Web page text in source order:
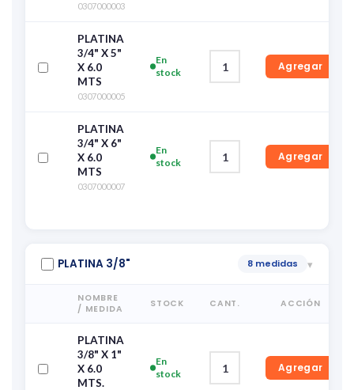
0307000003
PLATINA
3/4" X 5"
X 6.0
MTS
0307000005
En
stock
Agregar
PLATINA
3/4" X 6"
X 6.0
MTS
0307000007
En
stock
Agregar
PLATINA 3/8" 8 medidas ▾
NOMBRE
/ MEDIDA
STOCK CANT. ACCIÓN
PLATINA
3/8" X 1"
X 6.0
MTS.
En
stock
Agregar